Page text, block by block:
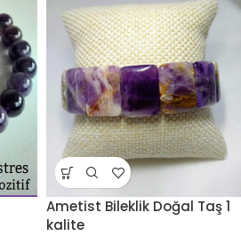
Ametist Bileklik Doğal Taş 1
kalite